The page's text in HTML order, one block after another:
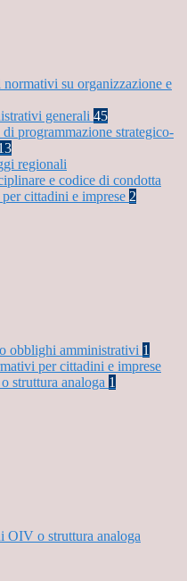
su organizzazione e
generali 45
programmazione strategico-
regionali
e codice di condotta
cittadini e imprese 2
obblighi amministrativi 1
per cittadini e imprese
struttura analoga 1
OIV o struttura analoga